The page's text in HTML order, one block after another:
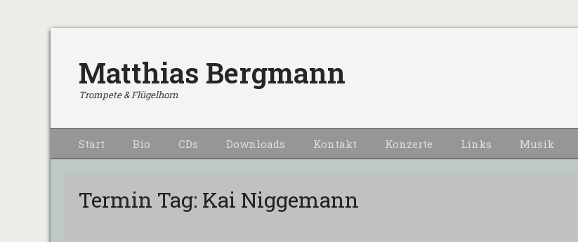
Matthias Bergmann
Trompete & Flügelhorn
Primärmenu
zum
Start Bio CDs Downloads Kontakt Konzerte Links Musik
Termin Tag: Kai Niggemann